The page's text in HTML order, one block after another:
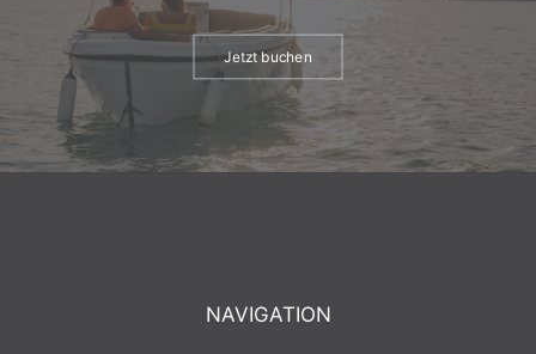
Jetzt buchen
NAVIGATION